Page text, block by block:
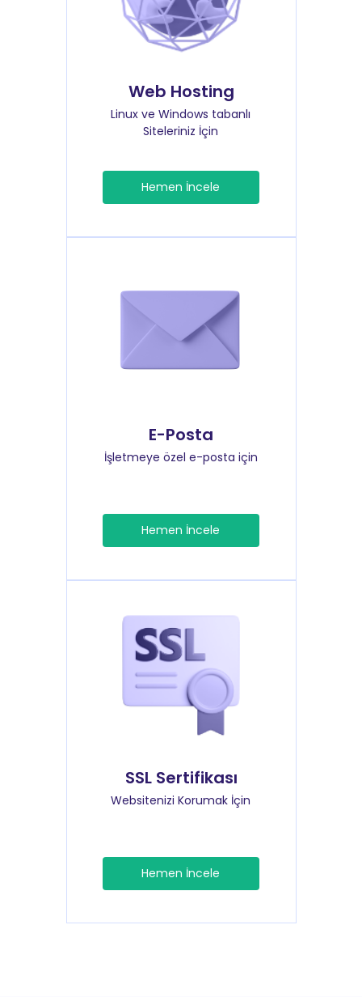
Web Hosting
Linux ve Windows tabanlı
Siteleriniz İçin
Hemen İncele
E-Posta
İşletmeye özel e-posta için
Hemen İncele
SSL Sertifikası
Websitenizi Korumak İçin
Hemen İncele